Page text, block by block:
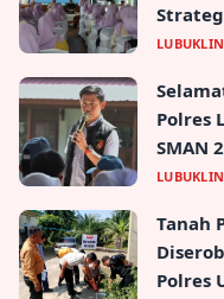
Polres
SMAN
Tanah
Polres